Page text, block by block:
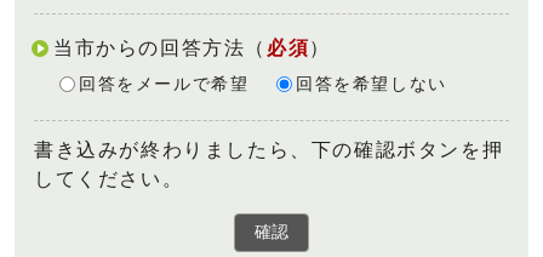
当市からの回答方法 （ 必須）
回答をメールで希望 回答を希望しない
書き込みが終わりましたら、下の確認ボタンを押
してください。
確認